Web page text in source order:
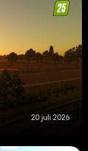
20 juli 2026